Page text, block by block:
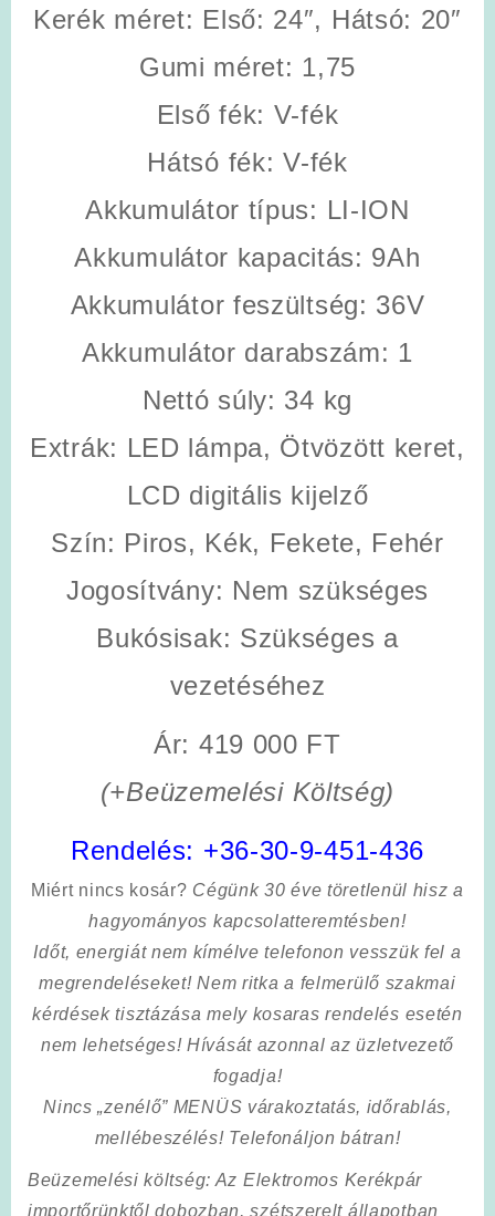
Kerék méret: Első: 24″, Hátsó: 20″
Gumi méret: 1,75
Első fék: V-fék
Hátsó fék: V-fék
Akkumulátor típus: LI-ION
Akkumulátor kapacitás: 9Ah
Akkumulátor feszültség: 36V
Akkumulátor darabszám: 1
Nettó súly: 34 kg
Extrák: LED lámpa, Ötvözött keret,
LCD digitális kijelző
Szín: Piros, Kék, Fekete, Fehér
Jogosítvány: Nem szükséges
Bukósisak: Szükséges a
vezetéséhez
Ár: 419 000 FT
(+Beüzemelési Költség)
Rendelés: +36-30-9-451-436
Miért nincs kosár? Cégünk 30 éve töretlenül hisz a
hagyományos kapcsolatteremtésben!
Időt, energiát nem kímélvetelefonon vesszük fel a
megrendeléseket! Nem ritka a felmerülő szakmai
kérdések tisztázása mely kosaras rendelés esetén
nem lehetséges! Hívását azonnal az üzletvezető
fogadja!
Nincs „zenélő” MENÜS várakoztatás, időrablás,
mellébeszélés! Telefonáljon bátran!
Beüzemelési költség: Az Elektromos Kerékpár
importőrünktől dobozban, szétszerelt állapotban